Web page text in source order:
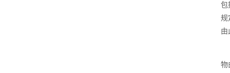
包
规
由
物